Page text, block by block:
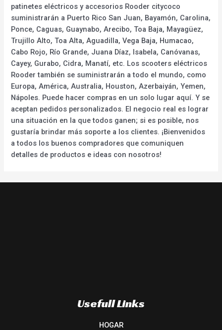
patinetes eléctricos y accesorios Rooder citycoco
suministrarán a Puerto Rico San Juan, Bayamón, Carolina,
Ponce, Caguas, Guaynabo, Arecibo, Toa Baja, Mayagüez,
Trujillo Alto, Toa Alta, Aguadilla, Vega Baja, Humacao,
Cabo Rojo, Río Grande, Juana Díaz, Isabela, Canóvanas,
Cayey, Gurabo, Cidra, Manatí, etc. Los scooters eléctricos
Rooder también se suministrarán a todo el mundo, como
Europa, América, Australia, Houston, Azerbaiyán, Yemen,
Nápoles. Puede hacer compras en un solo lugar aquí. Y se
aceptan pedidos personalizados. El negocio real es lograr
una situación en la que todos ganen; si es posible, nos
gustaría brindar más soporte a los clientes. ¡Bienvenidos
a todos los buenos compradores que comuniquen
detalles de productos e ideas con nosotros!
Usefull Links
HOGAR